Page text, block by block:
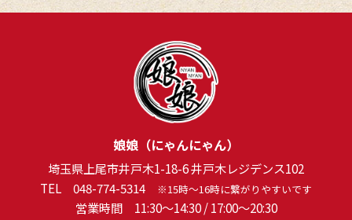
娘娘（にゃんにゃん）
埼玉県上尾市井戸木1-18-6 井戸木レジデンス102
TEL 048-774-5314 ※15時～16時に繋がりやすいです
営業時間 11:30～14:30 / 17:00～20:30